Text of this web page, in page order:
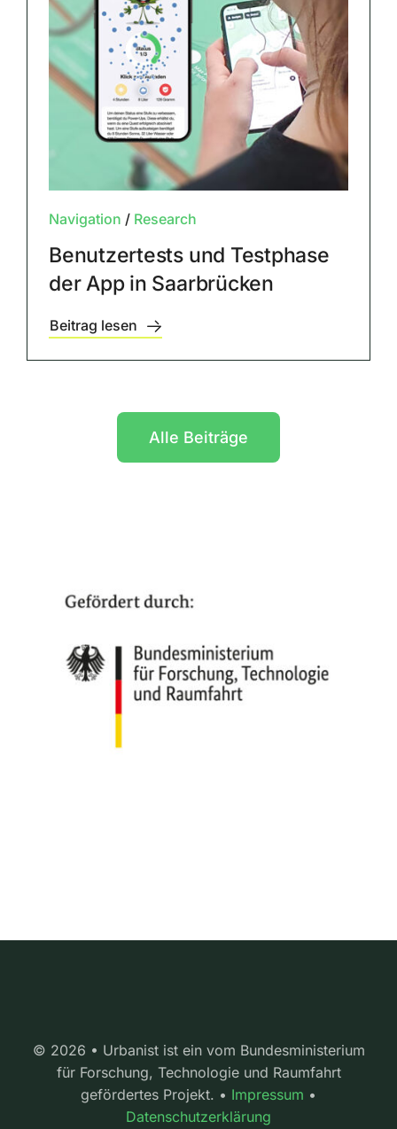
Navigation / Research
Benutzertests und Testphase
der App in Saarbrücken
Beitrag lesen
Alle Beiträge
© 2026 • Urbanist ist ein vom Bundesministerium
für Forschung, Technologie und Raumfahrt
gefördertes Projekt. • Impressum •
Datenschutzerklärung